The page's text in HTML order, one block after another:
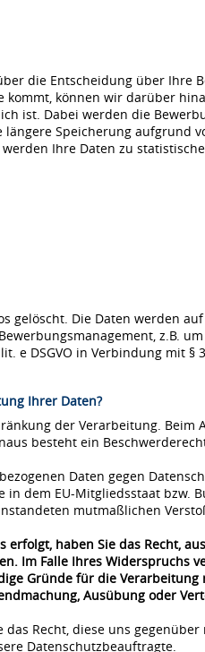
die Entscheidung über Ihre
können wir darüber
ist. Dabei werden die
Speicherung aufgrund
Ihre Daten zu
Die Daten werden auf
z.B.
e DSGVO in Verbindung mit § 3
Ihrer Daten?
der Verarbeitung.
besteht ein
Daten gegen
dem EU-Mitgliedsstaat bzw.
mutmaßlichen
haben Sie das Recht,
Im Falle Ihres Widerspruchs
Gründe für die Verarbeitung
Ausübung oder
Recht, diese uns
Datenschutzbeauftragte.